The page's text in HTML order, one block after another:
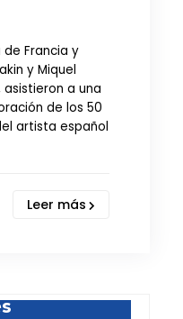
de Francia y
y Miquel
a una
de los 50
artista español
Leer más